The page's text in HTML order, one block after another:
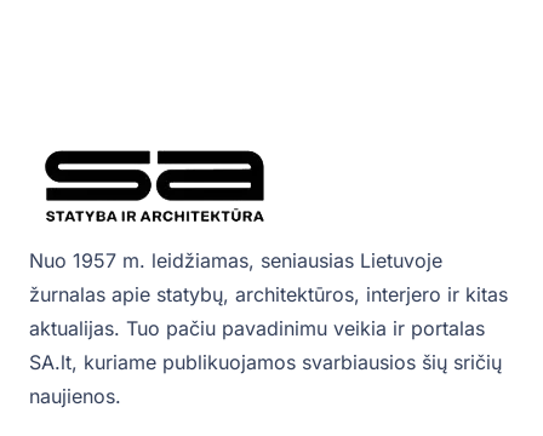
Nuo 1957 m. leidžiamas, seniausias Lietuvoje
žurnalas apie statybų, architektūros, interjero ir kitas
aktualijas. Tuo pačiu pavadinimu veikia ir portalas
SA.lt, kuriame publikuojamos svarbiausios šių sričių
naujienos.